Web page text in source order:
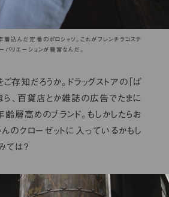
着込んだ定番のポロシャツ。これがフレンチラコステ
バリエーションが豊富なんだ。
ご存知だろうか。ドラッグストアの「ぱ
ら、百貨店とか雑誌の広告でたまに
齢層高めのブランド。もしかしたらお
のクローゼットに入っているかもし
ては？